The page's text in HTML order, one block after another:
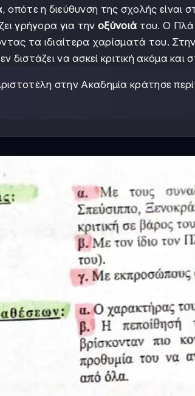
οπότε η διεύθυνση της σχολής είναι
γρήγορα για τηνοξύνοιά του. Ο
τα ιδιαίτερα χαρίσματά του.
διστάζει να ασκεί κριτική ακόμα
στην Ακαδημία κράτησε